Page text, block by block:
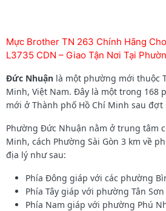
Mực Brother TN 263 Chính Hãng
L3735 CDN – Giao Tận Nơi Tại
Đức Nhuận là một phường mới thuộc
Minh, Việt Nam. Đây là một trong 168
mới ở Thành phố Hồ Chí Minh sau đợt
Phường Đức Nhuận nằm ở trung tâm
Minh, cách Phường Sài Gòn 3 km về
địa lý như sau:
Phía Đông giáp với các phường
Phía Tây giáp với phường Tân Sơn
Phía Nam giáp với phường Phú